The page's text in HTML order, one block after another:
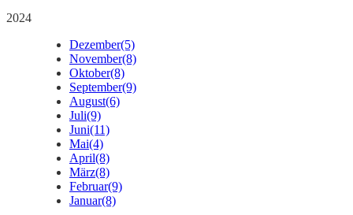
2024
Dezember(5)
November(8)
Oktober(8)
September(9)
August(6)
Juli(9)
Juni(11)
Mai(4)
April(8)
März(8)
Februar(9)
Januar(8)